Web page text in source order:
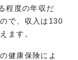
程度の年収だ
で、収入は130
ます。
健康保険によ